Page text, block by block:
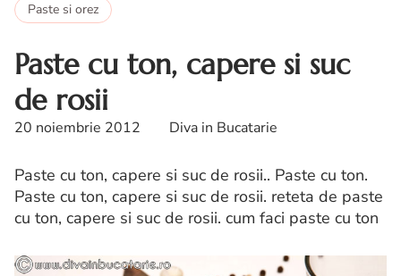
Paste si orez
Paste cu ton, capere si suc
de rosii
20 noiembrie 2012 Diva in Bucatarie
Paste cu ton, capere si suc de rosii.. Paste cu ton.
Paste cu ton, capere si suc de rosii. reteta de paste
cu ton, capere si suc de rosii. cum faci paste cu ton